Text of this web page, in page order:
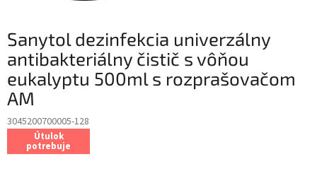
Sanytol dezinfekcia univerzálny
antibakteriálny čistič s vôňou
eukalyptu 500ml s rozprašovačom
AM
3045200700005-128
Útulok
potrebuje